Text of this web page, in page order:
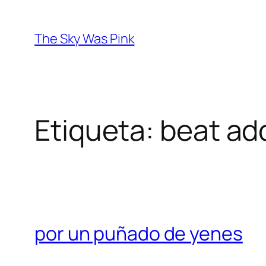
contenido
The Sky Was Pink
Etiqueta: beat
por un puñado de yenes